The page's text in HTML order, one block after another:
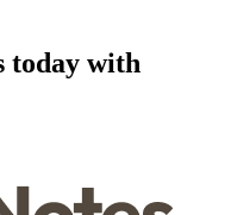
today with